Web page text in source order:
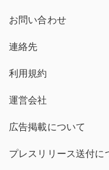
お問い合わせ
連絡先
利用規約
運営会社
広告掲載について
プレスリリース送付に